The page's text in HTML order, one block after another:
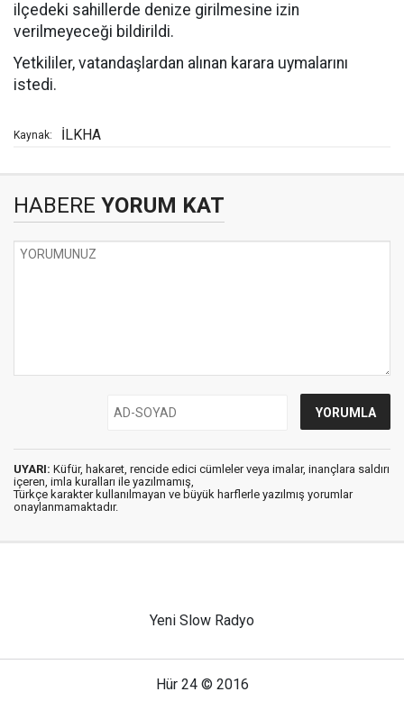
ilçedeki sahillerde denize girilmesine izin
verilmeyeceği bildirildi.
Yetkililer, vatandaşlardan alınan karara uymalarını
istedi.
Kaynak: İLKHA
HABERE YORUM KAT
UYARI: Küfür, hakaret, rencide edici cümleler veya imalar, inançlara saldırı
içeren, imla kuralları ile yazılmamış,
Türkçe karakter kullanılmayan ve büyük harflerle yazılmış yorumlar
onaylanmamaktadır.
Yeni Slow Radyo
Hür 24 © 2016